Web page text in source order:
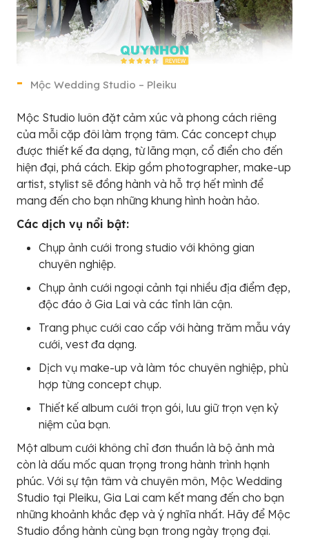
Mộc Wedding Studio – Pleiku
Mộc Studio luôn đặt cảm xúc và phong cách riêng
của mỗi cặp đôi làm trọng tâm. Các concept chụp
được thiết kế đa dạng, từ lãng mạn, cổ điển cho đến
hiện đại, phá cách. Ekip gồm photographer, make-up
artist, stylist sẽ đồng hành và hỗ trợ hết mình để
mang đến cho bạn những khung hình hoàn hảo.
Các dịch vụ nổi bật:
Chụp ảnh cưới trong studio với không gian
chuyên nghiệp.
Chụp ảnh cưới ngoại cảnh tại nhiều địa điểm đẹp,
độc đáo ở Gia Lai và các tỉnh lân cận.
Trang phục cưới cao cấp với hàng trăm mẫu váy
cưới, vest đa dạng.
Dịch vụ make-up và làm tóc chuyên nghiệp, phù
hợp từng concept chụp.
Thiết kế album cưới trọn gói, lưu giữ trọn vẹn kỷ
niệm của bạn.
Một album cưới không chỉ đơn thuần là bộ ảnh mà
còn là dấu mốc quan trọng trong hành trình hạnh
phúc. Với sự tận tâm và chuyên môn, Mộc Wedding
Studio tại Pleiku, Gia Lai cam kết mang đến cho bạn
những khoảnh khắc đẹp và ý nghĩa nhất. Hãy để Mộc
Studio đồng hành cùng bạn trong ngày trọng đại.